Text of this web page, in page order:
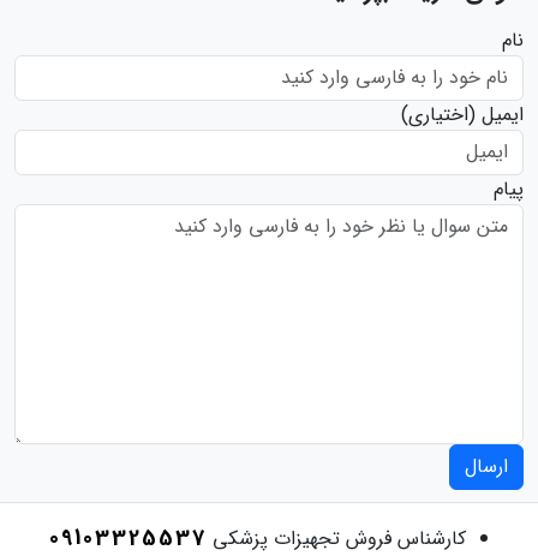
نام
ایمیل (اختیاری)
پیام
ارسال
کارشناس فروش تجهیزات پزشکی 09103325537